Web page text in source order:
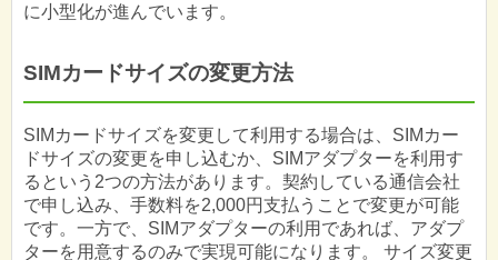
に小型化が進んでいます。
SIMカードサイズの変更方法
SIMカードサイズを変更して利用する場合は、SIMカー
ドサイズの変更を申し込むか、SIMアダプターを利用す
るという2つの方法があります。契約している通信会社
で申し込み、手数料を2,000円支払うことで変更が可能
です。一方で、SIMアダプターの利用であれば、アダプ
ターを用意するのみで実現可能になります。 サイズ変更